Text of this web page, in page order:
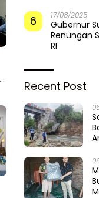
6 17/08/2025
Gubernur
Renungan
RI
Recent Post